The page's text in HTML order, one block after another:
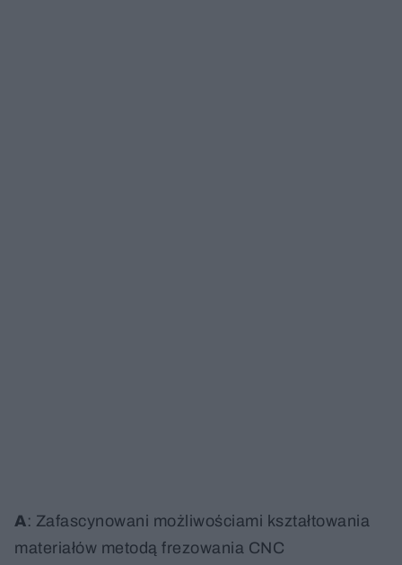
A: Zafascynowani możliwościami kształtowania
materiałów metodą frezowania CNC